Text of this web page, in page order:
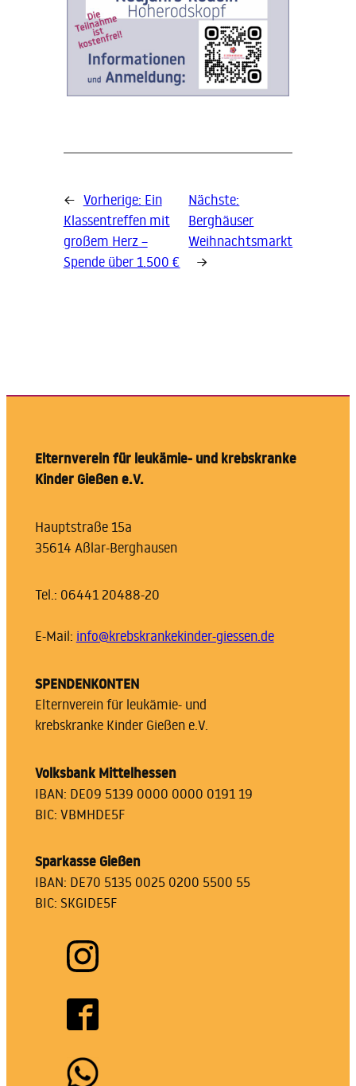
← Vorherige: Ein
Klassentreffen mit
großem Herz –
Spende über 1.500 €
Nächste:
Berghäuser
Weihnachtsmarkt
→
Elternverein für leukämie- und krebskranke
Kinder Gießen e.V.
Hauptstraße 15a
35614 Aßlar-Berghausen
Tel.: 06441 20488-20
E-Mail: info@krebskrankekinder-giessen.de
SPENDENKONTEN
Elternverein für leukämie- und
krebskranke Kinder Gießen e.V.
Volksbank Mittelhessen
IBAN: DE09 5139 0000 0000 0191 19
BIC: VBMHDE5F
Sparkasse Gießen
IBAN: DE70 5135 0025 0200 5500 55
BIC: SKGIDE5F